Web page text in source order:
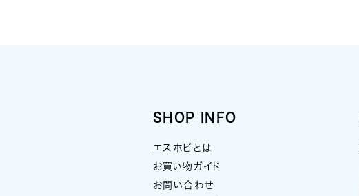
SHOP INFO
エスホビとは
お買い物ガイド
お問い合わせ